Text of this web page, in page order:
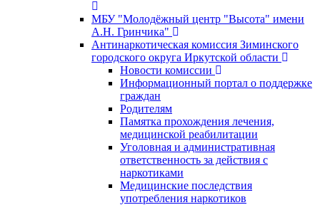
МБУ "Молодёжный центр "Высота" имени
А.Н. Гринчика"
Антинаркотическая комиссия Зиминского
городского округа Иркутской области
Новости комиссии
Информационный портал о поддержке
граждан
Родителям
Памятка прохождения лечения,
медицинской реабилитации
Уголовная и административная
ответственность за действия с
наркотиками
Медицинские последствия
употребления наркотиков